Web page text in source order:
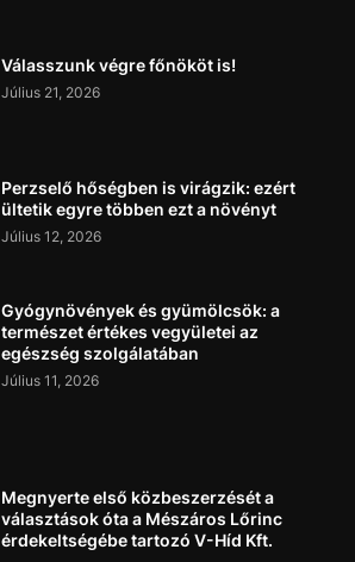
Válasszunk végre főnököt is!
Július 21, 2026
Perzselő hőségben is virágzik: ezért
ültetik egyre többen ezt a növényt
Július 12, 2026
Gyógynövények és gyümölcsök: a
természet értékes vegyületei az
egészség szolgálatában
Július 11, 2026
Megnyerte első közbeszerzését a
választások óta a Mészáros Lőrinc
érdekeltségébe tartozó V-Híd Kft.